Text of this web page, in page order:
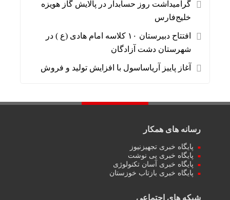
گرامیداشت روز حسابدار در پالایش گاز هویزه
خلیج‌فارس
افتتاح دبیرستان ۱۰ کلاسه امام هادی (ع ) در
شهرستان دشت آزادگان
آغاز پاییز آریاساسول با افزایش تولید و فروش
رسانه های همکار
پایگاه خبری تجهیزنیوز
پایگاه خبری پی نوشت
پایگاه خبری آسان تکنولوژی
پایگاه خبری بازتاب خوزستان
شبکه های اجتماعی